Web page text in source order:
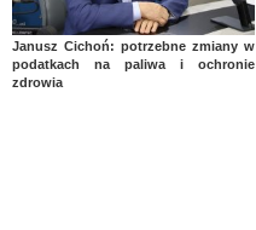
Janusz Cichoń: potrzebne zmiany w
podatkach na paliwa i ochronie
zdrowia